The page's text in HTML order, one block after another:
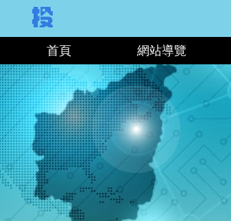
首頁 網站導覽